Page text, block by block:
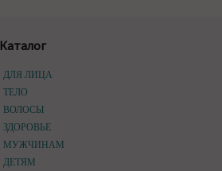
Каталог
ДЛЯ ЛИЦА
ТЕЛО
ВОЛОСЫ
ЗДОРОВЬЕ
МУЖЧИНАМ
ДЕТЯМ